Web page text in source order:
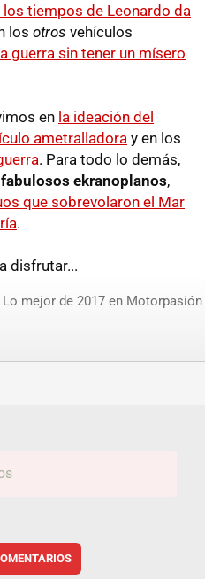
tiempos de Leonardo da
los otros vehículos
guerra sin tener un mísero
en la ideación del
ametralladora y en los
. Para todo lo demás,
ekranoplanos,
que sobrevolaron el Mar
.
disfrutar...
Lo mejor de 2017 en Motorpasión